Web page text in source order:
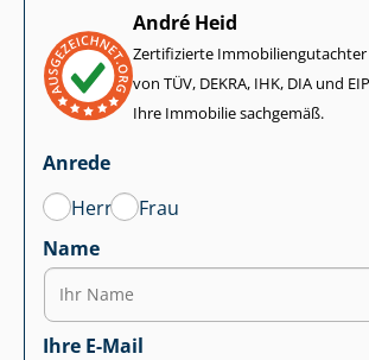
André Heid
Zertifizierte Im­mo­bi­li­en­gut­ach­ter
von TÜV, DEKRA, IHK, DIA und
Ihre Immobilie sachgemäß.
Anrede
Herr
Frau
Name
Ihre E-Mail